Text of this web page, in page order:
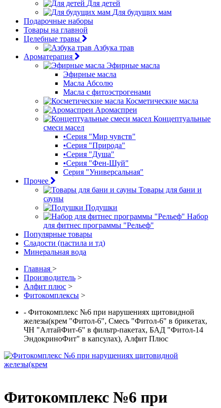
Для детей
Для будущих мам
Подарочные наборы
Товары на главной
Целебные травы
Азбука трав
Ароматерапия
Эфирные масла
Эфирные масла
Масла Абсолю
Масла с фитоэстрогенами
Косметические масла
Аромаспреи
Концептуальные
смеси масел
•Серия "Мир чувств"
•Серия "Природа"
•Серия "Душа"
•Серия "Фен-Шуй"
Серия "Универсальная"
Прочее
Товары для бани и
сауны
Подушки
Набор
для фитнес программы "Рельеф"
Популярные товары
Сладости (пастила и тд)
Минеральная вода
Главная >
Производитель >
Алфит плюс >
Фитокомплексы >
- Фитокомплекс №6 при нарушениях щитовидной
железы(крем "Фитол-6", Смесь "Фитол-6" в брикетах,
ЧН "АлтайФит-6" в фильтр-пакетах, БАД "Фитол-14
ЭндокриноФит" в капсулах), Алфит Плюс
Фитокомплекс №6 при